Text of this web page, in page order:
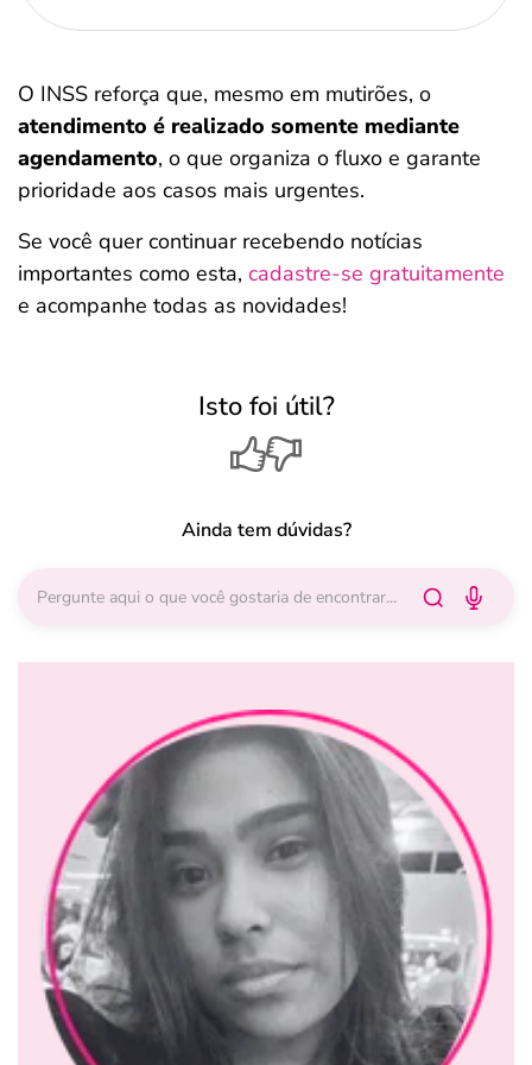
O INSS reforça que, mesmo em mutirões, o
atendimento é realizado somente mediante
agendamento, o que organiza o fluxo e garante
prioridade aos casos mais urgentes.
Se você quer continuar recebendo notícias
importantes como esta, cadastre-se gratuitamente
e acompanhe todas as novidades!
Isto foi útil?
Ainda tem dúvidas?